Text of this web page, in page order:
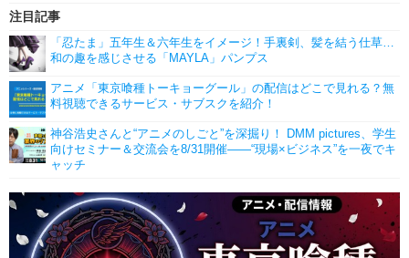
注目記事
「忍たま」五年生＆六年生をイメージ！手裏剣、髪を結う仕草…
和の趣を感じさせる「MAYLA」パンプス
アニメ「東京喰種トーキョーグール」の配信はどこで見れる？無
料視聴できるサービス・サブスクを紹介！
神谷浩史さんと“アニメのしごと”を深掘り！ DMM pictures、学生
向けセミナー＆交流会を8/31開催――“現場×ビジネス”を一夜でキ
ャッチ